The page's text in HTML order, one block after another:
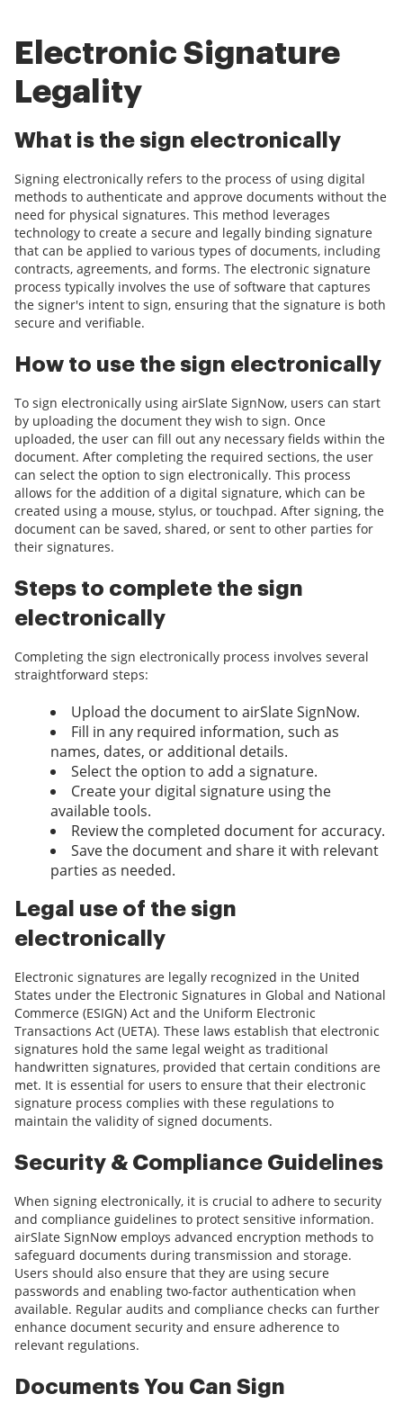
Electronic Signature
Legality
What is the sign electronically
Signing electronically refers to the process of using digital
methods to authenticate and approve documents without the
need for physical signatures. This method leverages
technology to create a secure and legally binding signature
that can be applied to various types of documents, including
contracts, agreements, and forms. The electronic signature
process typically involves the use of software that captures
the signer's intent to sign, ensuring that the signature is both
secure and verifiable.
How to use the sign electronically
To sign electronically using airSlate SignNow, users can start
by uploading the document they wish to sign. Once
uploaded, the user can fill out any necessary fields within the
document. After completing the required sections, the user
can select the option to sign electronically. This process
allows for the addition of a digital signature, which can be
created using a mouse, stylus, or touchpad. After signing, the
document can be saved, shared, or sent to other parties for
their signatures.
Steps to complete the sign
electronically
Completing the sign electronically process involves several
straightforward steps:
Upload the document to airSlate SignNow.
Fill in any required information, such as
names, dates, or additional details.
Select the option to add a signature.
Create your digital signature using the
available tools.
Review the completed document for accuracy.
Save the document and share it with relevant
parties as needed.
Legal use of the sign
electronically
Electronic signatures are legally recognized in the United
States under the Electronic Signatures in Global and National
Commerce (ESIGN) Act and the Uniform Electronic
Transactions Act (UETA). These laws establish that electronic
signatures hold the same legal weight as traditional
handwritten signatures, provided that certain conditions are
met. It is essential for users to ensure that their electronic
signature process complies with these regulations to
maintain the validity of signed documents.
Security & Compliance Guidelines
When signing electronically, it is crucial to adhere to security
and compliance guidelines to protect sensitive information.
airSlate SignNow employs advanced encryption methods to
safeguard documents during transmission and storage.
Users should also ensure that they are using secure
passwords and enabling two-factor authentication when
available. Regular audits and compliance checks can further
enhance document security and ensure adherence to
relevant regulations.
Documents You Can Sign